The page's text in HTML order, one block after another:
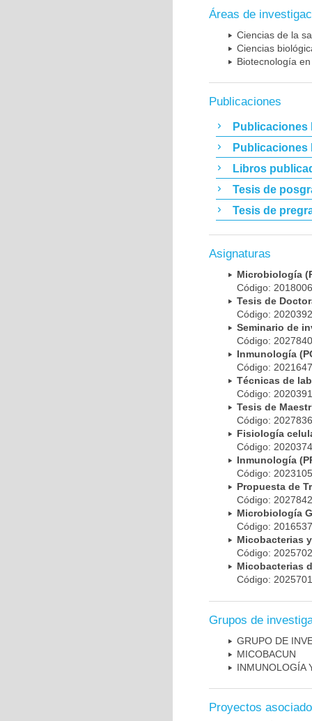
Áreas de
Ciencias de la
Ciencias
Biotecnología
Publicaciones
Publicaciones
Publicaciones
Libros
Tesis de
Tesis de
Asignaturas
Microbiología
Código:
Tesis de
Código:
Seminario de
Código:
Inmunología
Código:
Técnicas de
Código:
Tesis de
Código:
Fisiología
Código:
Inmunología
Código:
Propuesta de
Código:
Microbiología
Código:
Micobacterias
Código:
Micobacterias
Código:
Grupos de
GRUPO DE
MICOBAC­UN
INMUNOLOGÍA
Proyectos